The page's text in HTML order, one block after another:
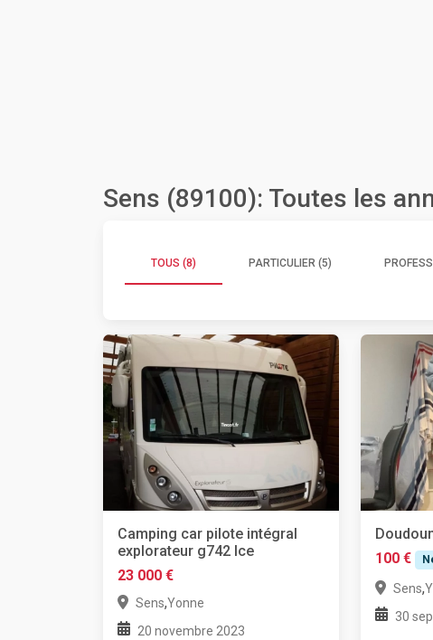
Sens (89100): Toutes les
TOUS (8) PARTICULIER (5)
Camping car pilote intégral
explorateur g742 lce
23 000 €
Sens,Yonne
20 novembre 2023
100 €
Sens,
30